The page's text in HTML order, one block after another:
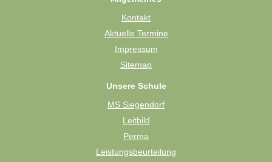
Kontakt
Aktuelle Termine
Impressum
Sitemap
Unsere Schule
MS Siegendorf
Leitbild
Perma
Leistungsbeurteilung